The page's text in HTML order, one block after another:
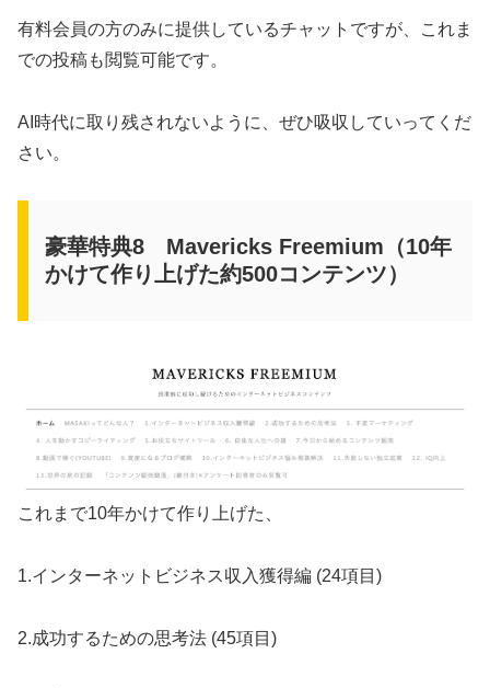
有料会員の方のみに提供しているチャットですが、これま
での投稿も閲覧可能です。
AI時代に取り残されないように、ぜひ吸収していってくだ
さい。
豪華特典8 Mavericks Freemium（10年
かけて作り上げた約500コンテンツ）
これまで10年かけて作り上げた、
1.インターネットビジネス収入獲得編 (24項目)
2.成功するための思考法 (45項目)